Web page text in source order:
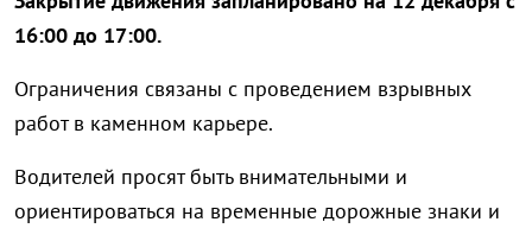
16:00 до 17:00.
Ограничения связаны с проведением взрывных
работ в каменном карьере.
Водителей просят быть внимательными и
ориентироваться на временные дорожные знаки и